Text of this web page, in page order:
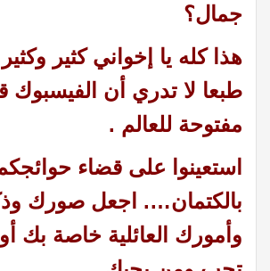
جمال؟
هذا كله يا إخواني كثير وكثير
طبعا لا تدري أن الفيسبوك
مفتوحة للعالم .
استعينوا على قضاء
بالكتمان…. اجعل صورك
وأمورك العائلية خاصة بك